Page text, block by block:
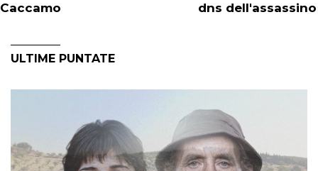
Caccamo
dns dell'assassino
ULTIME PUNTATE